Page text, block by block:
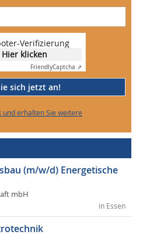
Verifizierung
Hier klicken
FriendlyCaptcha ⇗
sich jetzt an!
und erhalten Sie weitere
(m/w/d) Energetische
mbH
in Essen